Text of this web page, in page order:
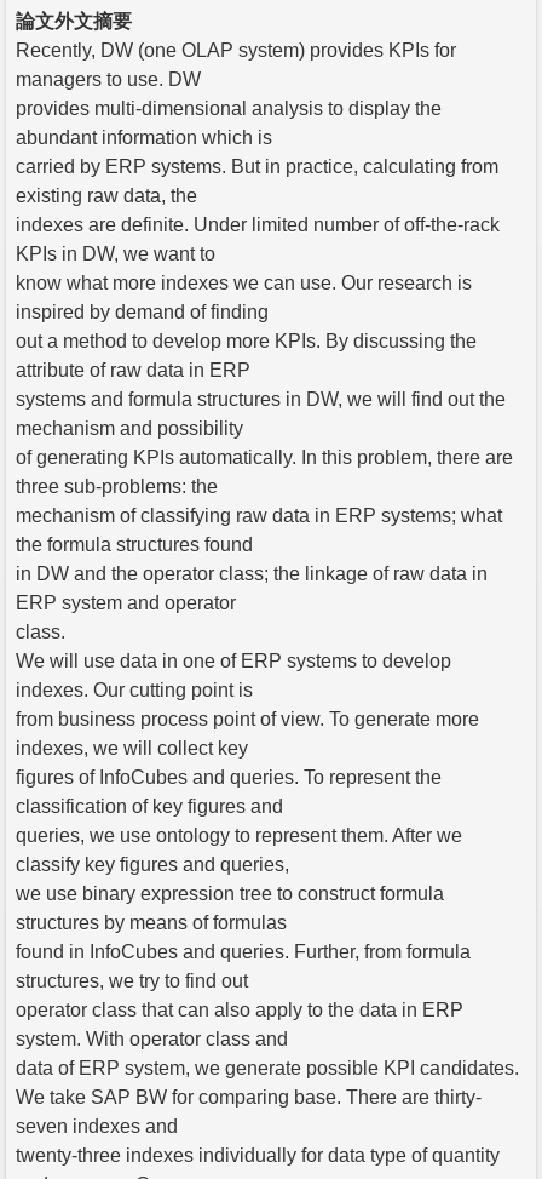
論文外文摘要
Recently, DW (one OLAP system) provides KPIs for
managers to use. DW
provides multi-dimensional analysis to display the
abundant information which is
carried by ERP systems. But in practice, calculating from
existing raw data, the
indexes are definite. Under limited number of off-the-rack
KPIs in DW, we want to
know what more indexes we can use. Our research is
inspired by demand of finding
out a method to develop more KPIs. By discussing the
attribute of raw data in ERP
systems and formula structures in DW, we will find out the
mechanism and possibility
of generating KPIs automatically. In this problem, there are
three sub-problems: the
mechanism of classifying raw data in ERP systems; what
the formula structures found
in DW and the operator class; the linkage of raw data in
ERP system and operator
class.
We will use data in one of ERP systems to develop
indexes. Our cutting point is
from business process point of view. To generate more
indexes, we will collect key
figures of InfoCubes and queries. To represent the
classification of key figures and
queries, we use ontology to represent them. After we
classify key figures and queries,
we use binary expression tree to construct formula
structures by means of formulas
found in InfoCubes and queries. Further, from formula
structures, we try to find out
operator class that can also apply to the data in ERP
system. With operator class and
data of ERP system, we generate possible KPI candidates.
We take SAP BW for comparing base. There are thirty-
seven indexes and
twenty-three indexes individually for data type of quantity